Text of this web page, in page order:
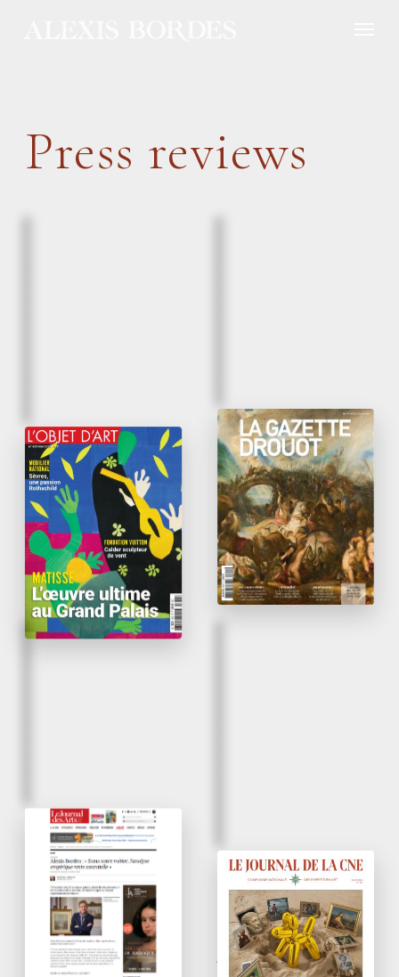
Press reviews
May 2026
L’œil d’Alexis Bordes
L’Objet d’Art
April 2026
En galerie : tableaux et
dessins du XVIe au
XXe siècle chez
Bordes
La Gazette Drouot
April 2026
« Dans notre métier,
l’analyse empirique
reste essentielle »
Le Journal des Arts
April 2026
Tableaux & dessins du
XVIe au XXe siècle
Journal de la CNE